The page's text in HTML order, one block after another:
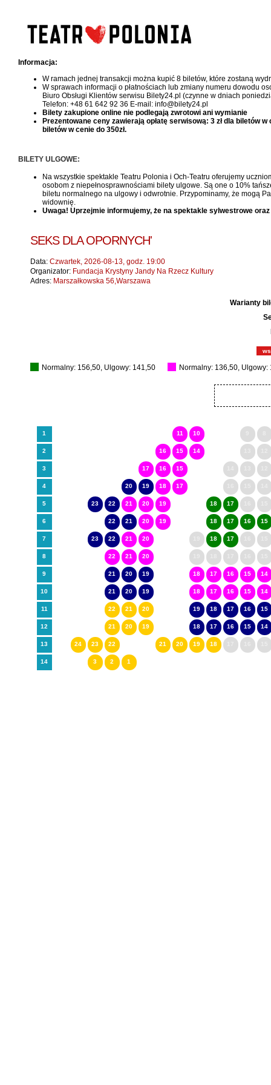
Informacja:
W ramach jednej transakcji można kupić 8 biletów, które zostaną
W sprawach informacji o płatnościach lub zmiany numeru dowodu
Biuro Obsługi Klientów serwisu Bilety24.pl (czynne w dniach
Telefon: +48 61 642 92 36 E-mail: info@bilety24.pl
Bilety zakupione online nie podlegają zwrotowi ani wymianie
Prezentowane ceny zawierają opłatę serwisową: 3 zł dla biletów w
biletów w cenie do 350zł.
BILETY ULGOWE:
Na wszystkie spektakle Teatru Polonia i Och-Teatru oferujemy
osobom z niepełnosprawnościami bilety ulgowe. Są one o 10%
biletu normalnego na ulgowy i odwrotnie. Przypominamy, że mogą
widownię.
Uwaga! Uprzejmie informujemy, że na spektakle sylwestrowe
SEKS DLA OPORNYCH'
Data: Czwartek, 2026-08-13, godz. 19:00
Organizator: Fundacja Krystyny Jandy Na Rzecz Kultury
Adres: Marszałkowska 56,Warszawa
Warianty
Normalny: 156,50, Ulgowy: 141,50 Normalny: 136,50, Ulgowy:
1 11 10
2 16 15 14
3 17 16 15
4 20 19 18 17
5 23 22 21 20 19 18 17
6 22 21 20 19 18 17 16 15
7 23 22 21 20 18 17
8 22 21 20
9 21 20 19 18 17 16 15 14
10 21 20 19 18 17 16 15 14
11 22 21 20 19 18 17 16 15
12 21 20 19 18 17 16 15 14
13 24 23 22 21 20 19 18
14 3 2 1